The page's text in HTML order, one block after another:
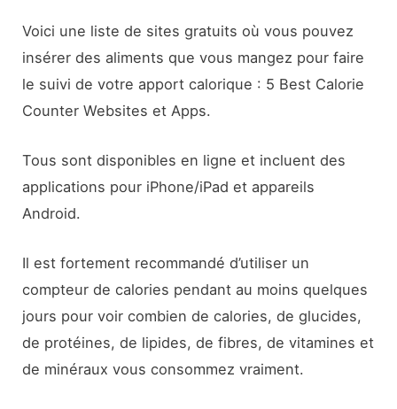
Voici une liste de sites gratuits où vous pouvez
insérer des aliments que vous mangez pour faire
le suivi de votre apport calorique : 5 Best Calorie
Counter Websites et Apps.
Tous sont disponibles en ligne et incluent des
applications pour iPhone/iPad et appareils
Android.
Il est fortement recommandé d’utiliser un
compteur de calories pendant au moins quelques
jours pour voir combien de calories, de glucides,
de protéines, de lipides, de fibres, de vitamines et
de minéraux vous consommez vraiment.